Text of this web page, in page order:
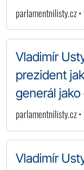
parlamentnilisty.cz
Vladimír
prezident
generál
parlamentnilisty.cz
Vladimír